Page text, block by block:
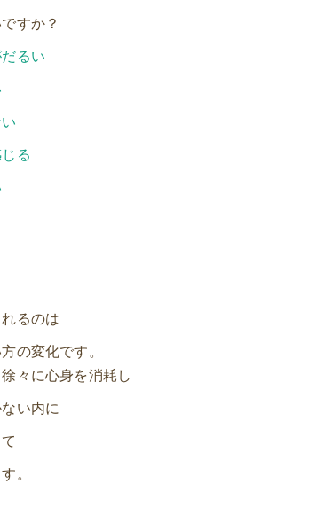
すか？
るい
る
るのは
の変化です。
々に心身を消耗し
い内に
。